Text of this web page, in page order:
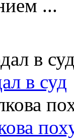
...
в суд